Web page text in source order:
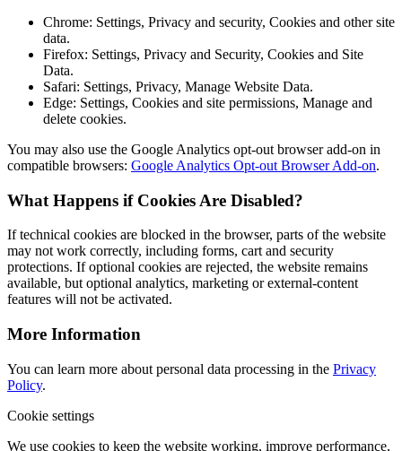
Chrome: Settings, Privacy and security, Cookies and other site
data.
Firefox: Settings, Privacy and Security, Cookies and Site
Data.
Safari: Settings, Privacy, Manage Website Data.
Edge: Settings, Cookies and site permissions, Manage and
delete cookies.
You may also use the Google Analytics opt-out browser add-on in
compatible browsers: Google Analytics Opt-out Browser Add-on.
What Happens if Cookies Are Disabled?
If technical cookies are blocked in the browser, parts of the website
may not work correctly, including forms, cart and security
protections. If optional cookies are rejected, the website remains
available, but optional analytics, marketing or external-content
features will not be activated.
More Information
You can learn more about personal data processing in the Privacy
Policy.
Cookie settings
We use cookies to keep the website working, improve performance,